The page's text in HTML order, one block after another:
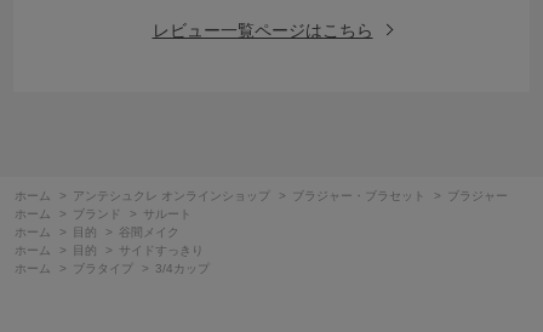
レビュー一覧ページはこちら
ホーム > アンテシュクレ オンラインショップ > ブラジャー・ブラセット >
ブラジャー
ホーム
> ブランド >
サルート
ホーム
> 目的 >
谷間メイク
ホーム
> 目的 >
サイドすっきり
ホーム
> ブラタイプ > 3/4カップ